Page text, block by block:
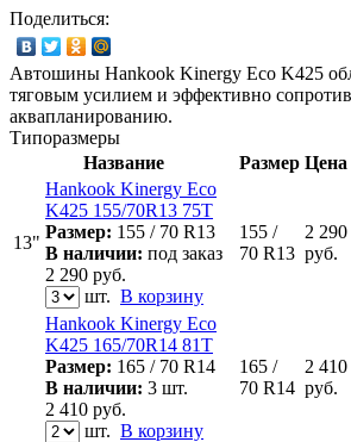
Поделиться:
Автошины Hankook Kinergy Eco K425
тяговым усилием и эффективно
аквапланированию.
Типоразмеры
Название
Размер Цена
13"
Hankook Kinergy Eco
K425 155/70R13 75T
Размер: 155 / 70 R13
В наличии: под заказ
2 290 руб.
шт. В корзину
155 /
70 R13
2 290
руб.
Hankook Kinergy Eco
K425 165/70R14 81T
Размер: 165 / 70 R14
В наличии: 3 шт.
2 410 руб.
шт. В корзину
165 /
70 R14
2 410
руб.